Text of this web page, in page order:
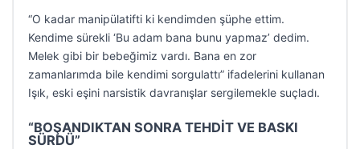
“O kadar manipülatifti ki kendimden şüphe ettim.
Kendime sürekli ‘Bu adam bana bunu yapmaz’ dedim.
Melek gibi bir bebeğimiz vardı. Bana en zor
zamanlarımda bile kendimi sorgulattı” ifadelerini kullanan
Işık, eski eşini narsistik davranışlar sergilemekle suçladı.
“BOŞANDIKTAN SONRA TEHDİT VE BASKI
SÜRDÜ”